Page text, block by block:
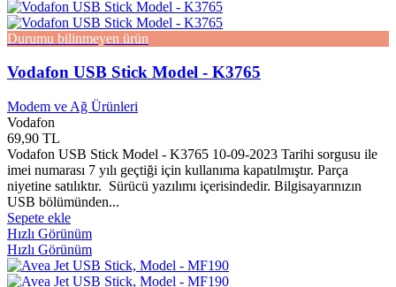
Araf Yayınları 0
Aralık Yayınları 0
Ararat Yayınları 0
Araştırma Yayınları
Arba Yayınları 0
Arçelik
Arda Müzik 0
Ares Yayınları 0
Arion Yayınları 0
Arı Sanat Yayınları 0
Arıtan Yayınları
Ark Yayınları
Arka Bahçe Yayınları
Arka Pencere Yayınları
Arkadaş Çocuk Yayınları 0
Durumu bilinmeyen ürün
Vodafon USB Stick Model - K3765
Modem ve Ağ Ürünleri
Vodafon
69,90 TL
Vodafon USB Stick Model - K3765 10-09-2023 Tarihi sorgusu ile
imei numarası 7 yılı geçtiği için kullanıma kapatılmıştır. Parça
niyetine satılıktır. Sürücü yazılımı içerisindedir. Bilgisayarınızın
USB bölümünden...
Sepete ekle
Hızlı Görünüm
Hızlı Görünüm